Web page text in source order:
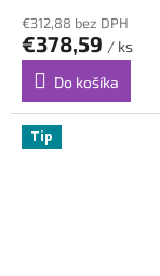
€312,88 bez DPH
€378,59 / ks
Do košíka
Tip